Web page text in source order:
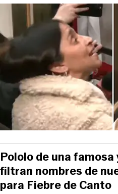
Pololo de una
filtran nombres de
para Fiebre de Canto